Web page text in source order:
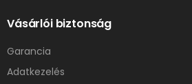
Vásárlói biztonság
Garancia
Adatkezelés